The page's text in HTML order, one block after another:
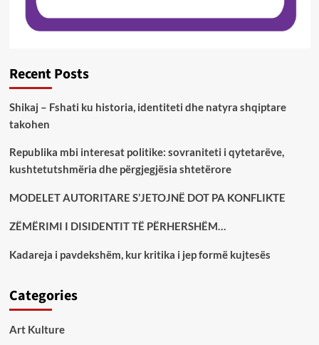
Recent Posts
Shikaj – Fshati ku historia, identiteti dhe natyra shqiptare
takohen
Republika mbi interesat politike: sovraniteti i qytetarëve,
kushtetutshmëria dhe përgjegjësia shtetërore
MODELET AUTORITARE S’JETOJNË DOT PA KONFLIKTE
ZËMËRIMI I DISIDENTIT TË PËRHERSHËM…
Kadareja i pavdekshëm, kur kritika i jep formë kujtesës
Categories
Art Kulture